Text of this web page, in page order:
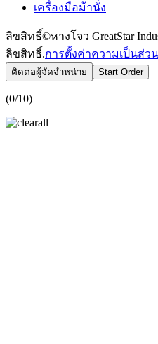
เครื่องมือม้านั่ง
ลิขสิทธิ์©หางโจว GreatStar
ลิขสิทธิ์.การตั้งค่าความเป็นส่ว
ติดต่อผู้จัดจำหน่าย Start Order
(0/10)